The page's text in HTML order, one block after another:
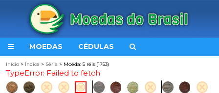
MOEDAS CÉDULAS
Início > Índice > Série > Moeda: 5 réis (1753)
TypeError: Failed to fetch